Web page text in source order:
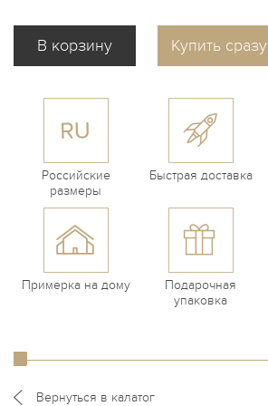
Купить сразу
Российские
размеры
Быстрая доставка
Примерка на дому
Подарочная
упаковка
Вернуться в калатог